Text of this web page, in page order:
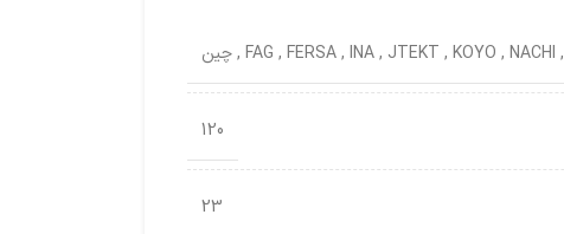
FAG , FERSA , INA , JTEKT , KOYO , NACHI ,
,چین
120
23